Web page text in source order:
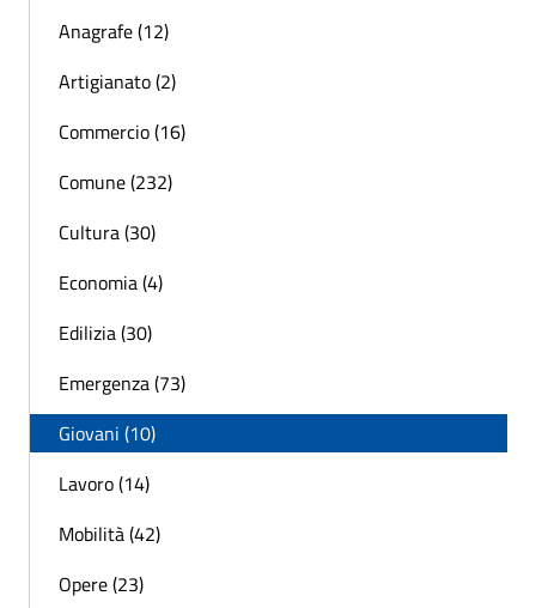
Anagrafe (12)
Artigianato (2)
Commercio (16)
Comune (232)
Cultura (30)
Economia (4)
Edilizia (30)
Emergenza (73)
Giovani (10)
Lavoro (14)
Mobilità (42)
Opere (23)